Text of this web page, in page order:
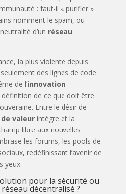
: faut-il « purifier »
nomment le spam, ou
d’un réseau
la plus violente depuis
des lignes de code.
de l’innovation
définition de ce que doit être
Entre le désir de
valeurintègre et la
libre aux nouvelles
les forums, les pools de
redéfinissant l’avenir de
yeux.
pour la sécurité ou
décentralisé ?